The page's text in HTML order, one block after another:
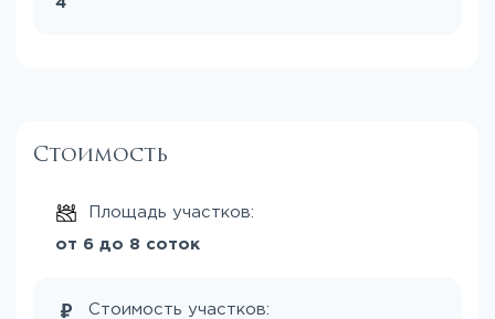
4
Стоимость
Площадь участков:
от 6 до 8 соток
Стоимость участков: